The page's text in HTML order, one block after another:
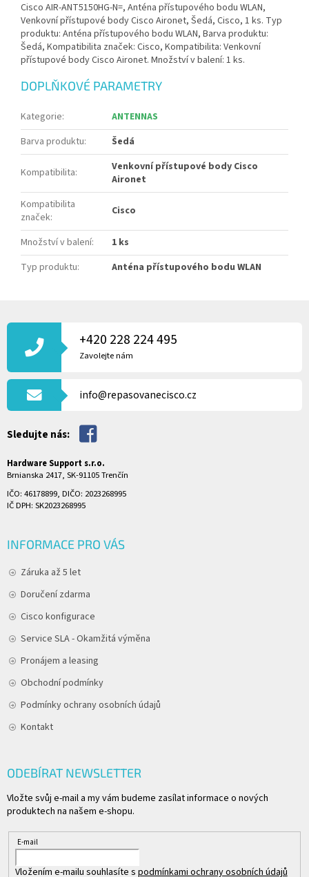
Cisco AIR-ANT5150HG-N=, Anténa přístupového bodu WLAN,
Venkovní přístupové body Cisco Aironet, Šedá, Cisco, 1 ks. Typ
produktu: Anténa přístupového bodu WLAN, Barva produktu:
Šedá, Kompatibilita značek: Cisco, Kompatibilita: Venkovní
přístupové body Cisco Aironet. Množství v balení: 1 ks.
DOPLŇKOVÉ PARAMETRY
Kategorie:
ANTENNAS
Barva produktu: Šedá
Kompatibilita:
Venkovní přístupové body Cisco
Aironet
Kompatibilita
značek: Cisco
Množství v balení:
1 ks
Typ produktu: Anténa přístupového bodu WLAN
Á
T
+420 228 224 495
Zavolejte nám
info@repasovanecisco.cz
Sledujte nás:
Hardware Support s.r.o.
Brnianska 2417, SK-91105 Trenčín
IČO: 46178899, DIČO: 2023268995
IČ DPH: SK2023268995
INFORMACE PRO VÁS
Záruka až 5 let
Doručení zdarma
Cisco konfigurace
Service SLA - Okamžitá výměna
Pronájem a leasing
Obchodní podmínky
Podmínky ochrany osobních údajů
Kontakt
ODEBÍRAT NEWSLETTER
Vložte svůj e-mail a my vám budeme zasílat informace o nových
produktech na našem e-shopu.
E-mail
Vložením e-mailu souhlasíte s podmínkami ochrany osobních údajů